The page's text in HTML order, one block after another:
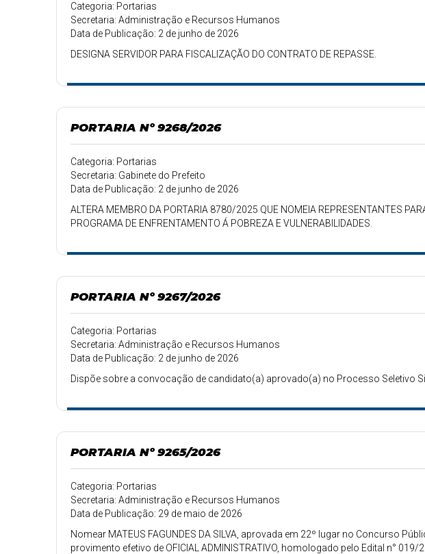
Categoria: Portarias
Secretaria: Administração e Recursos Humanos
Data de Publicação: 2 de junho de 2026
DESIGNA SERVIDOR PARA FISCALIZAÇÃO DO CONTRATO DE REPASSE.
PORTARIA Nº 9268/2026
Categoria: Portarias
Secretaria: Gabinete do Prefeito
Data de Publicação: 2 de junho de 2026
ALTERA MEMBRO DA PORTARIA 8780/2025 QUE NOMEIA REPRESENTANTES
PROGRAMA DE ENFRENTAMENTO Á POBREZA E VULNERABILIDADES.
PORTARIA Nº 9267/2026
Categoria: Portarias
Secretaria: Administração e Recursos Humanos
Data de Publicação: 2 de junho de 2026
Dispõe sobre a convocação de candidato(a) aprovado(a) no Processo Seletivo
PORTARIA Nº 9265/2026
Categoria: Portarias
Secretaria: Administração e Recursos Humanos
Data de Publicação: 29 de maio de 2026
Nomear MATEUS FAGUNDES DA SILVA, aprovada em 22º lugar no Concurso
provimento efetivo de OFICIAL ADMINISTRATIVO, homologado pelo Edital n° 019/